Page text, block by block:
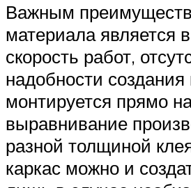
Важным
материала является
скорость работ,
надобности
монтируется прямо
выравнивание
разной толщиной
каркас можно и